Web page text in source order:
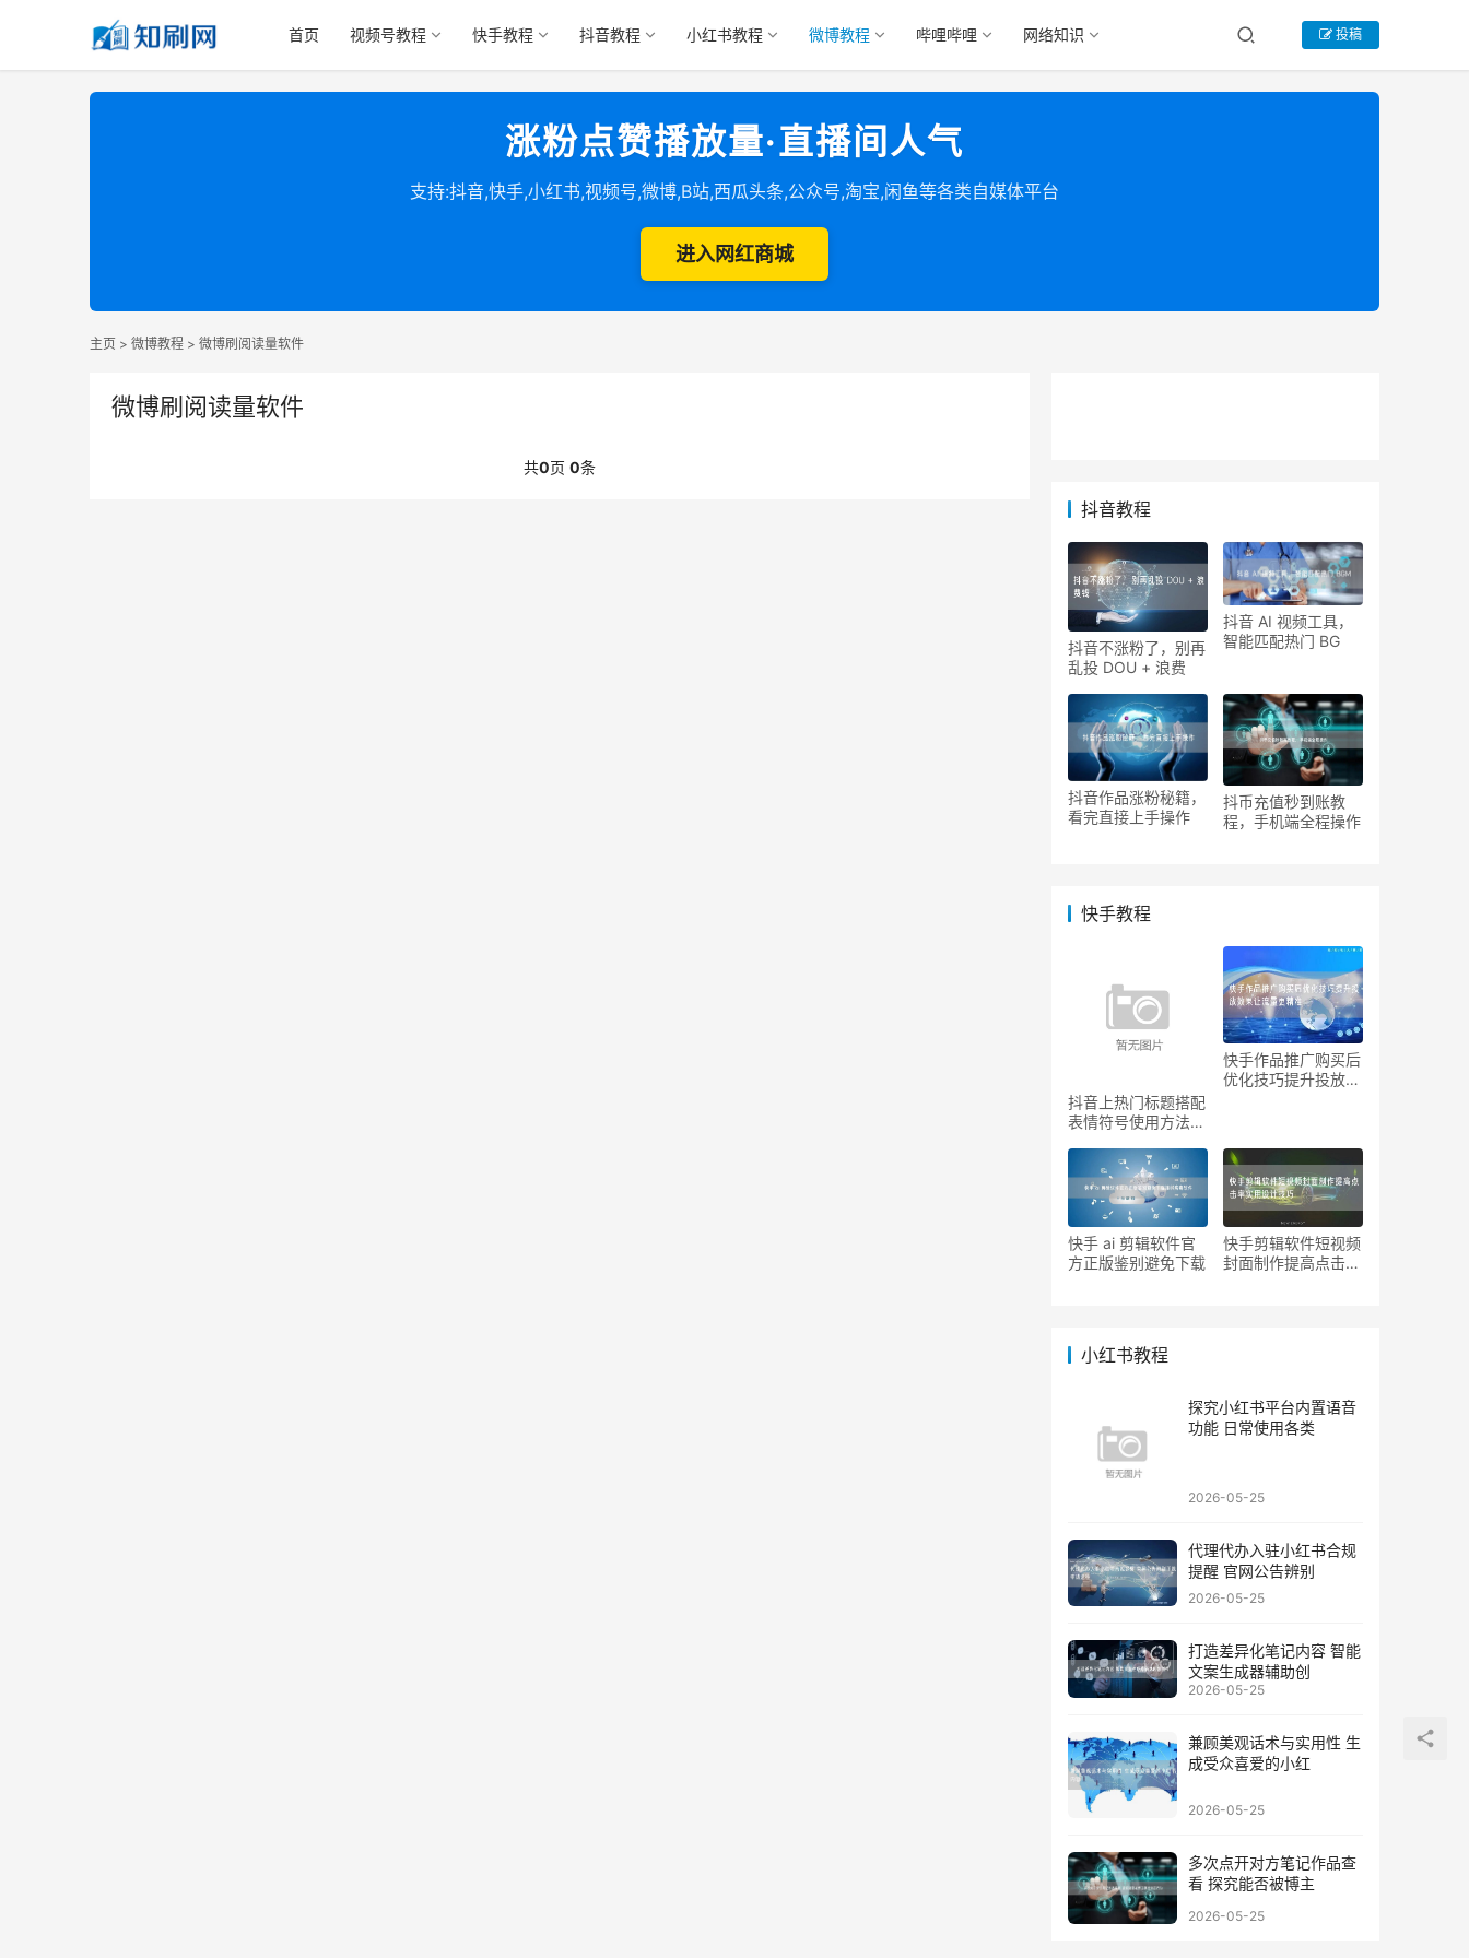
首页 视频号教程 快手教程 抖音教程 小红书教程 微博教程 哔哩哔哩 网络知识 投稿
涨粉点赞播放量·直播间人气
支持:抖音,快手,小红书,视频号,微博,B站,西瓜头条,公众号,淘宝,闲鱼等各类自媒体平台
进入网红商城
主页 > 微博教程 > 微博刷阅读量软件
微博刷阅读量软件
共0页 0条
抖音教程
抖音不涨粉了，别再
乱投 DOU + 浪费
抖音 AI 视频工具，
智能匹配热门 BG
抖音作品涨粉秘籍，
看完直接上手操作
抖币充值秒到账教
程，手机端全程操作
快手教程
抖音上热门标题搭配
表情符号使用方法提
快手作品推广购买后
优化技巧提升投放效
快手 ai 剪辑软件官
方正版鉴别避免下载
快手剪辑软件短视频
封面制作提高点击率
小红书教程
探究小红书平台内置语音
功能 日常使用各类
2026-05-25
代理代办入驻小红书合规
提醒 官网公告辨别
2026-05-25
打造差异化笔记内容 智能
文案生成器辅助创
2026-05-25
兼顾美观话术与实用性 生
成受众喜爱的小红
2026-05-25
多次点开对方笔记作品查
看 探究能否被博主
2026-05-25